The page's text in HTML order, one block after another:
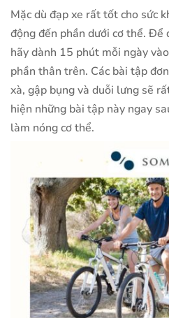
Mặc dù đạp xe rất tốt cho sức
động đến phần dưới cơ thể. Để
hãy dành 15 phút mỗi ngày
phần thân trên. Các bài tập
xà, gập bụng và duỗi lưng sẽ
hiện những bài tập này ngay
làm nóng cơ thể.